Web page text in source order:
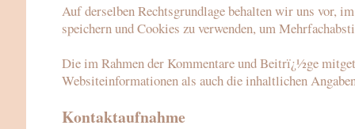
Auf derselben Rechtsgrundlage behalten wir uns vor,
speichern und Cookies zu verwenden, um
Die im Rahmen der Kommentare und Beitrï¿½ge
Websiteinformationen als auch die inhaltlichen
Kontaktaufnahme